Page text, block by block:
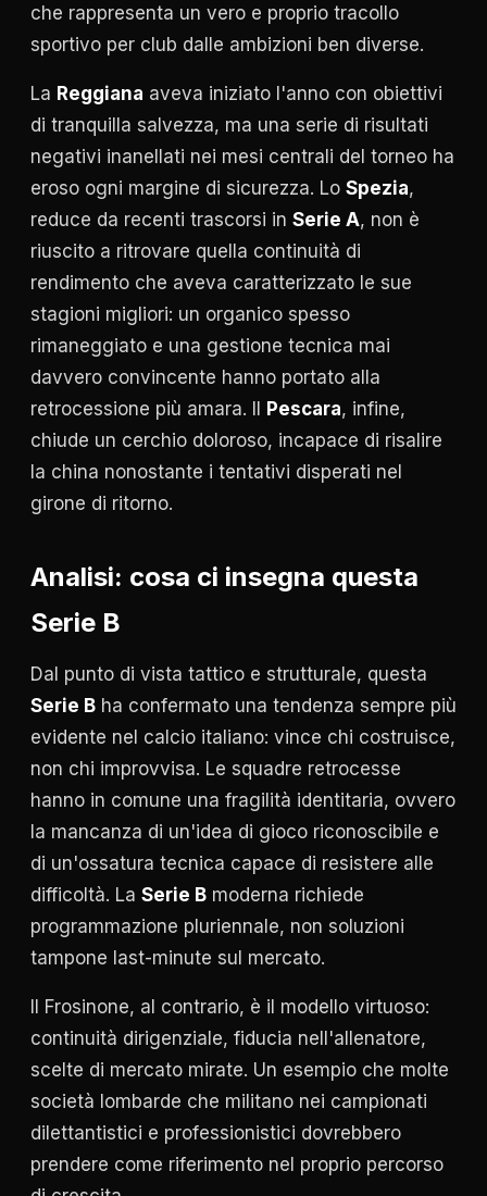
che rappresenta un vero e proprio tracollo
sportivo per club dalle ambizioni ben diverse.
La Reggiana aveva iniziato l'anno con obiettivi
di tranquilla salvezza, ma una serie di risultati
negativi inanellati nei mesi centrali del torneo ha
eroso ogni margine di sicurezza. Lo Spezia,
reduce da recenti trascorsi in Serie A, non è
riuscito a ritrovare quella continuità di
rendimento che aveva caratterizzato le sue
stagioni migliori: un organico spesso
rimaneggiato e una gestione tecnica mai
davvero convincente hanno portato alla
retrocessione più amara. Il Pescara, infine,
chiude un cerchio doloroso, incapace di risalire
la china nonostante i tentativi disperati nel
girone di ritorno.
Analisi: cosa ci insegna questa
Serie B
Dal punto di vista tattico e strutturale, questa
Serie B ha confermato una tendenza sempre più
evidente nel calcio italiano: vince chi costruisce,
non chi improvvisa. Le squadre retrocesse
hanno in comune una fragilità identitaria, ovvero
la mancanza di un'idea di gioco riconoscibile e
di un'ossatura tecnica capace di resistere alle
difficoltà. La Serie B moderna richiede
programmazione pluriennale, non soluzioni
tampone last-minute sul mercato.
Il Frosinone, al contrario, è il modello virtuoso:
continuità dirigenziale, fiducia nell'allenatore,
scelte di mercato mirate. Un esempio che molte
società lombarde che militano nei campionati
dilettantistici e professionistici dovrebbero
prendere come riferimento nel proprio percorso